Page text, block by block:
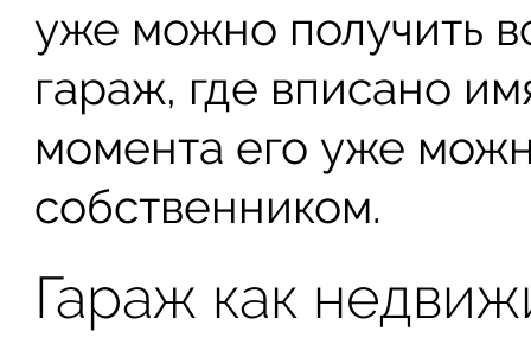
уже можно получить
гараж, где вписано
момента его уже
собственником.
Гараж как